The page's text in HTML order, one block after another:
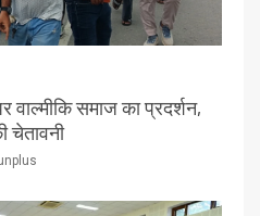
वाल्मीकि समाज का प्रदर्शन,
चेतावनी